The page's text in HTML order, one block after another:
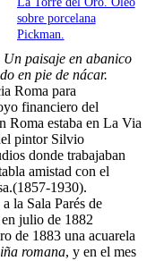
sobre porcelana
Pickman.
Un paisaje en abanico
en pie de nácar.
Roma para
financiero del
Roma estaba en La Via
pintor Silvio
donde trabajaban
amistad con el
(1857-1930).
la Sala Parés de
julio de 1882
de 1883 una acuarela
romana, y en el mes